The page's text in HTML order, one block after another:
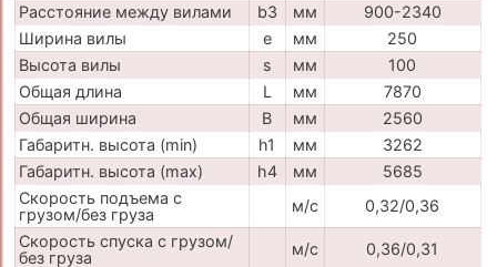
Расстояние между вилами
b3 мм
900-2340
Ширина вилы
e мм
250
Высота вилы
s мм
100
Общая длина
L мм
7870
Общая ширина
B мм
2560
Габаритн. высота (min)
h1 мм
3262
Габаритн. высота (max)
h4 мм
5685
Скорость подъема с
грузом/без груза
м/с
0,32/0,36
Скорость спуска с грузом/
без груза
м/с
0,36/0,31